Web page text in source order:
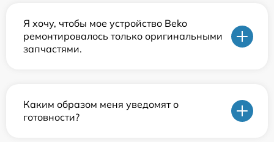
Я хочу, чтобы мое устройство Beko
ремонтировалось только оригинальными
запчастями.
Каким образом меня уведомят о
готовности?